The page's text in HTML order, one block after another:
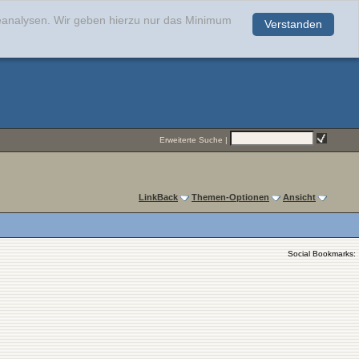
Verstanden
Wir geben hierzu nur das Minimum
Erweiterte Suche |
LinkBack Themen-Optionen Ansicht
Social Bookmarks: